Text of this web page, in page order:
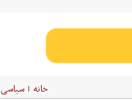
خانه | سیاسی